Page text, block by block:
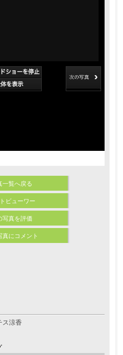
ス涼香
一覧へ戻る
ビューワー
写真を評価
真にコメント